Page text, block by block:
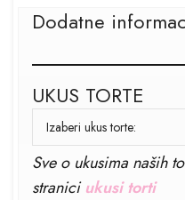
Dodatne
UKUS TORTE
Sve o ukusima naših
straniciukusi torti